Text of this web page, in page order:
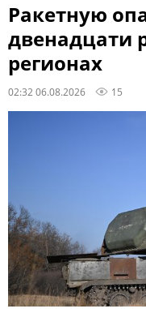
Ракетную
двенадцати
регионах
02:32 06.08.2026 15